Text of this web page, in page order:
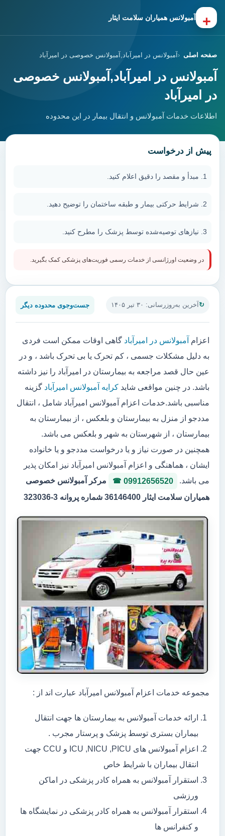
+ آمبولانس همیاران سلامت ایثار
صفحه اصلی آمبولانس در امیرآباد,آمبولانس خصوصی در امیرآباد
آمبولانس در امیرآباد,آمبولانس خصوصی
در امیرآباد
اطلاعات خدمات آمبولانس و انتقال بیمار در این محدوده
آخرین به‌روزرسانی: ۳۰ تیر ۱۴۰۵ جست‌وجوی محدوده دیگر
اعزام آمبولانس در امیرآباد گاهی اوقات ممکن است فردی
به دلیل مشکلات جسمی ، کم تحرک یا بی تحرک باشد ، و در
عین حال قصد مراجعه به بیمارستان در امیرآباد را نیز داشته
باشد. در چنین مواقعی شاید کرایه آمبولانس امیرآباد گزینه
مناسبی باشد.خدمات اعزام آمبولانس امیرآباد شامل ، انتقال
مددجو از منزل به بیمارستان و بلعکس ، از بیمارستان به
بیمارستان ، از شهرستان به شهر و بلعکس می باشد.
همچنین در صورت نیاز و یا درخواست مددجو و یا خانواده
ایشان ، هماهنگی و اعزام آمبولانس امیرآباد نیز امکان پذیر
می باشد.
09912656520
مرکر آمبولانس خصوصی
همیاران سلامت ایثار 36146400 شماره پروانه 3-323036
مجموعه خدمات اعزام آمبولانس امیرآباد عبارت اند از :
ارائه خدمات آمبولانس به بیمارستان ها جهت انتقال
بیماران بستری توسط پزشک و پرستار مجرب .
اعزام آمبولانس های ICU ,NICU ,PICU و CCU جهت
انتقال بیماران با شرایط خاص
استقرار آمبولانس به همراه کادر پزشکی در اماکن
ورزشی
استقرار آمبولانس به همراه کادر پزشکی در نمایشگاه ها
و کنفرانس ها
پیش از درخواست
مبدأ و مقصد را دقیق اعلام کنید.
شرایط حرکتی بیمار و طبقه ساختمان را توضیح دهید.
نیازهای توصیه‌شده توسط پزشک را مطرح کنید.
در وضعیت اورژانسی از خدمات رسمی فوریت‌های پزشکی کمک بگیرید.